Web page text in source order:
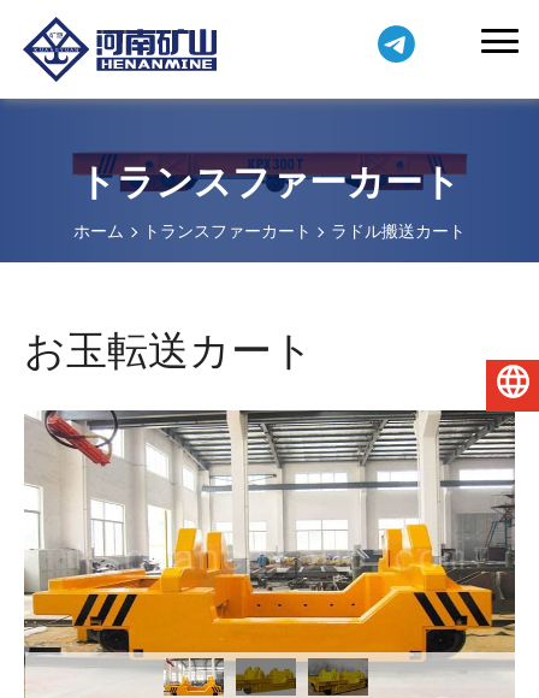
トランスファーカート
ホーム トランスファーカート ラドル搬送カート
お玉転送カート 日本語